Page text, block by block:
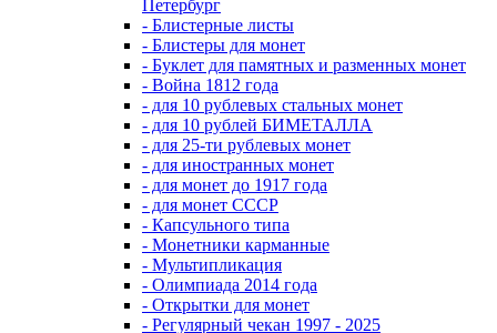
Петербург
- Блистерные листы
- Блистеры для монет
- Буклет для памятных и разменных монет
- Война 1812 года
- для 10 рублевых стальных монет
- для 10 рублей БИМЕТАЛЛА
- для 25-ти рублевых монет
- для иностранных монет
- для монет до 1917 года
- для монет СССР
- Капсульного типа
- Монетники карманные
- Мультипликация
- Олимпиада 2014 года
- Открытки для монет
- Регулярный чекан 1997 - 2025